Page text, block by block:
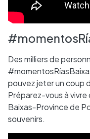
Des milliers de
pouvez jeter un coup
Préparez-vous à vivre
Baixas-Province de
souvenirs.